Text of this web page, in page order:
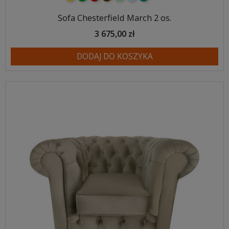
Sofa Chesterfield March 2 os.
3 675,00 zł
DODAJ DO KOSZYKA